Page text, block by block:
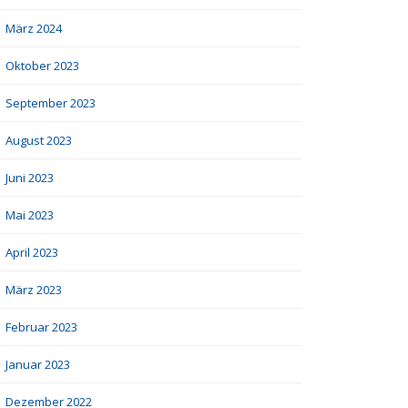
März 2024
Oktober 2023
September 2023
August 2023
Juni 2023
Mai 2023
April 2023
März 2023
Februar 2023
Januar 2023
Dezember 2022